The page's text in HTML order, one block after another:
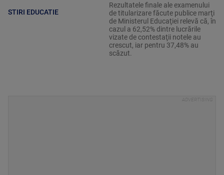
STIRI EDUCATIE
Rezultatele finale ale examenului
de titularizare făcute publice marţi
de Ministerul Educaţiei relevă că, în
cazul a 62,52% dintre lucrările
vizate de contestaţii notele au
crescut, iar pentru 37,48% au
scăzut.